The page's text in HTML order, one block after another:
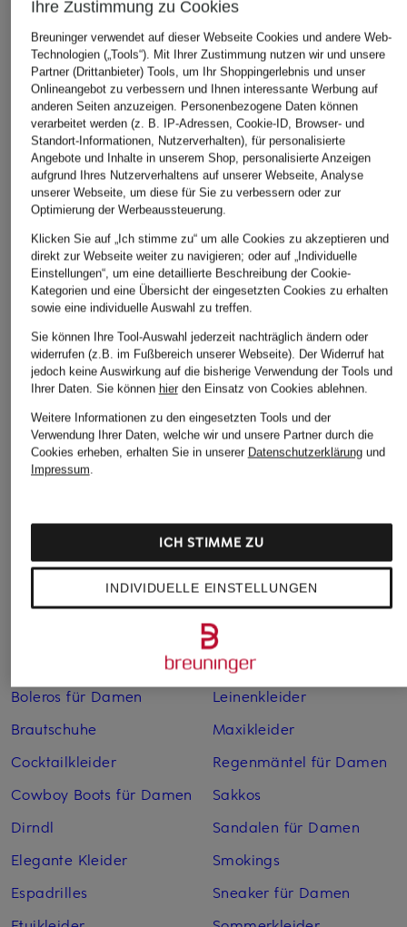
Marc O'Polo DENIM
T-Shirt
CHF 25
Ursprünglich:CHF 60
Marc O'Polo
T-Shirt
CHF 70
lilienfels
T-Shirt
CHF 85
Weitere Kategorien
Abendkleider
Anzüge für Herren
Boleros für Damen
Brautschuhe
Cocktailkleider
Cowboy Boots für Damen
Dirndl
Elegante Kleider
Espadrilles
Kleider
Lederjacken für Damen
Lederjacken für Herren
Leinenhosen für Herren
Leinenkleider
Maxikleider
Regenmäntel für Damen
Sakkos
Sandalen für Damen
Smokings
Sneaker für Damen
Ihre Zustimmung zu Cookies
Breuninger verwendet auf dieser Webseite Cookies und andere Web-
Technologien („Tools“). Mit Ihrer Zustimmung nutzen wir und unsere
Partner (Drittanbieter) Tools, um Ihr Shoppingerlebnis und unser
Onlineangebot zu verbessern und Ihnen interessante Werbung auf
anderen Seiten anzuzeigen. Personenbezogene Daten können
verarbeitet werden (z. B. IP-Adressen, Cookie-ID, Browser- und
Standort-Informationen, Nutzerverhalten), für personalisierte
Angebote und Inhalte in unserem Shop, personalisierte Anzeigen
aufgrund Ihres Nutzerverhaltens auf unserer Webseite, Analyse
unserer Webseite, um diese für Sie zu verbessern oder zur
Optimierung der Werbeaussteuerung.
Klicken Sie auf „Ich stimme zu“ um alle Cookies zu akzeptieren und
direkt zur Webseite weiter zu navigieren; oder auf „Individuelle
Einstellungen“, um eine detaillierte Beschreibung der Cookie-
Kategorien und eine Übersicht der eingesetzten Cookies zu erhalten
sowie eine individuelle Auswahl zu treffen.
Sie können Ihre Tool-Auswahl jederzeit nachträglich ändern oder
widerrufen (z.B. im Fußbereich unserer Webseite). Der Widerruf hat
jedoch keine Auswirkung auf die bisherige Verwendung der Tools und
Ihrer Daten. Sie können hierden Einsatz von Cookies ablehnen.
Weitere Informationen zu den eingesetzten Tools und der
Verwendung Ihrer Daten, welche wir und unsere Partner durch die
Cookies erheben, erhalten Sie in unserer Datenschutzerklärungund
Impressum.
INDIVIDUELLE EINSTELLUNGEN
ICH STIMME ZU